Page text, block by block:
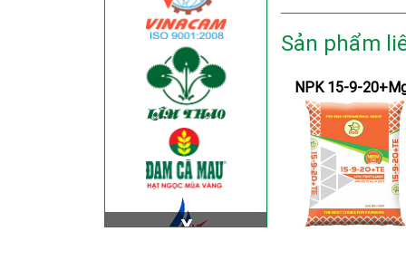
Sản phẩm
NPK 15-9-